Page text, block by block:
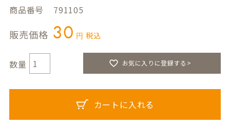
商品番号 791105
販売価格 30 税込
お気に入りに登録する>
カートに入れる